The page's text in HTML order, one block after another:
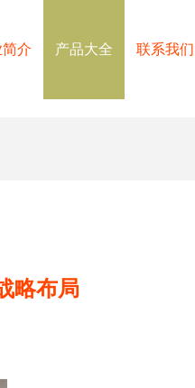
介 产品大全 联系我们
略布局